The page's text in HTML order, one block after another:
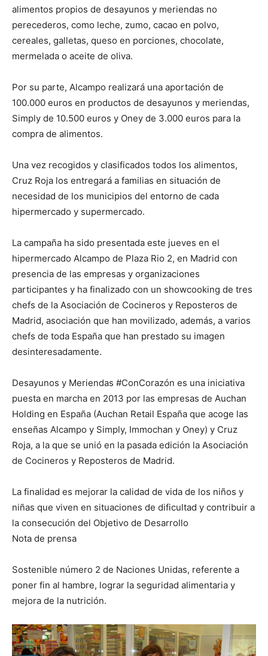
alimentos propios de desayunos y meriendas no
perecederos, como leche, zumo, cacao en polvo,
cereales, galletas, queso en porciones, chocolate,
mermelada o aceite de oliva.
Por su parte, Alcampo realizará una aportación de
100.000 euros en productos de desayunos y meriendas,
Simply de 10.500 euros y Oney de 3.000 euros para la
compra de alimentos.
Una vez recogidos y clasificados todos los alimentos,
Cruz Roja los entregará a familias en situación de
necesidad de los municipios del entorno de cada
hipermercado y supermercado.
La campaña ha sido presentada este jueves en el
hipermercado Alcampo de Plaza Rio 2, en Madrid con
presencia de las empresas y organizaciones
participantes y ha finalizado con un showcooking de tres
chefs de la Asociación de Cocineros y Reposteros de
Madrid, asociación que han movilizado, además, a varios
chefs de toda España que han prestado su imagen
desinteresadamente.
Desayunos y Meriendas #ConCorazón es una iniciativa
puesta en marcha en 2013 por las empresas de Auchan
Holding en España (Auchan Retail España que acoge las
enseñas Alcampo y Simply, Immochan y Oney) y Cruz
Roja, a la que se unió en la pasada edición la Asociación
de Cocineros y Reposteros de Madrid.
La finalidad es mejorar la calidad de vida de los niños y
niñas que viven en situaciones de dificultad y contribuir a
la consecución del Objetivo de Desarrollo
Nota de prensa
Sostenible número 2 de Naciones Unidas, referente a
poner fin al hambre, lograr la seguridad alimentaria y
mejora de la nutrición.